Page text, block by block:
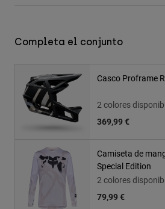
Completa el conjunto
Casco Proframe
2 colores
369,99 €
Camiseta de
Special Edition
2 colores
79,99 €